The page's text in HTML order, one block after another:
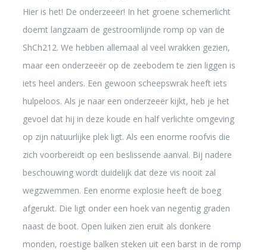
Hier is het! De onderzeeër! In het groene schemerlicht
doemt langzaam de gestroomlijnde romp op van de
ShCh212. We hebben allemaal al veel wrakken gezien,
maar een onderzeeër op de zeebodem te zien liggen is
iets heel anders. Een gewoon scheepswrak heeft iets
hulpeloos. Als je naar een onderzeeër kijkt, heb je het
gevoel dat hij in deze koude en half verlichte omgeving
op zijn natuurlijke plek ligt. Als een enorme roofvis die
zich voorbereidt op een beslissende aanval. Bij nadere
beschouwing wordt duidelijk dat deze vis nooit zal
wegzwemmen. Een enorme explosie heeft de boeg
afgerukt. Die ligt onder een hoek van negentig graden
naast de boot. Open luiken zien eruit als donkere
monden, roestige balken steken uit een barst in de romp